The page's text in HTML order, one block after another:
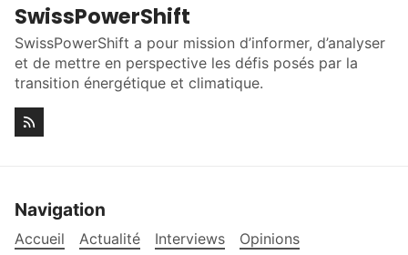
SwissPowerShift
SwissPowerShift a pour mission d’informer, d’analyser
et de mettre en perspective les défis posés par la
transition énergétique et climatique.
Navigation
Accueil Actualité Interviews
Opinions